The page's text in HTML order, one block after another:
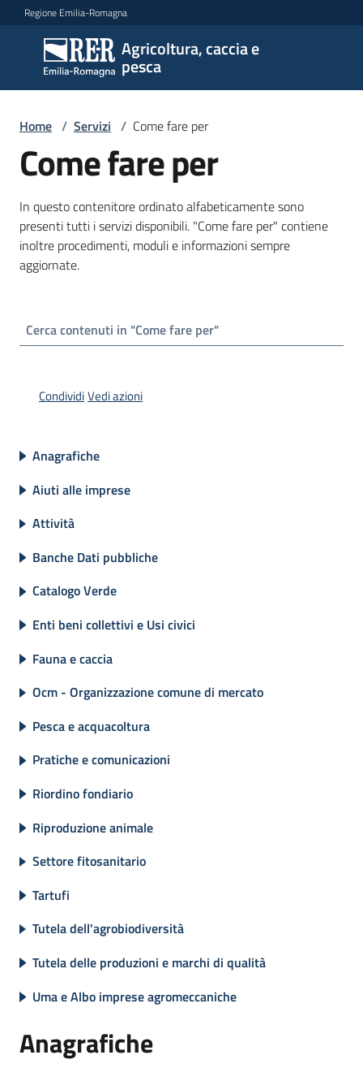
Vai al contenuto
Vai alla navigazione
Vai al footer
Regione Emilia-Romagna
Agricoltura, caccia e
pesca
Agricoltura,
caccia e
pesca
Argomenti
Novità
Leggi
progetti
Agricoltura
in
cifre
su
Home / Servizi / Come fare per
Come fare per
In questo contenitore ordinato alfabeticamente sono
presenti tutti i servizi disponibili. "Come fare per" contiene
inoltre procedimenti, moduli e informazioni sempre
aggiornate.
CondividiVedi azioni
Anagrafiche
Aiuti alle imprese
Attività
Banche Dati pubbliche
Catalogo Verde
Enti beni collettivi e Usi civici
Fauna e caccia
Ocm - Organizzazione comune di mercato
Pesca e acquacoltura
Pratiche e comunicazioni
Riordino fondiario
Riproduzione animale
Settore fitosanitario
Tartufi
Tutela dell'agrobiodiversità
Tutela delle produzioni e marchi di qualità
Uma e Albo imprese agromeccaniche
Anagrafiche